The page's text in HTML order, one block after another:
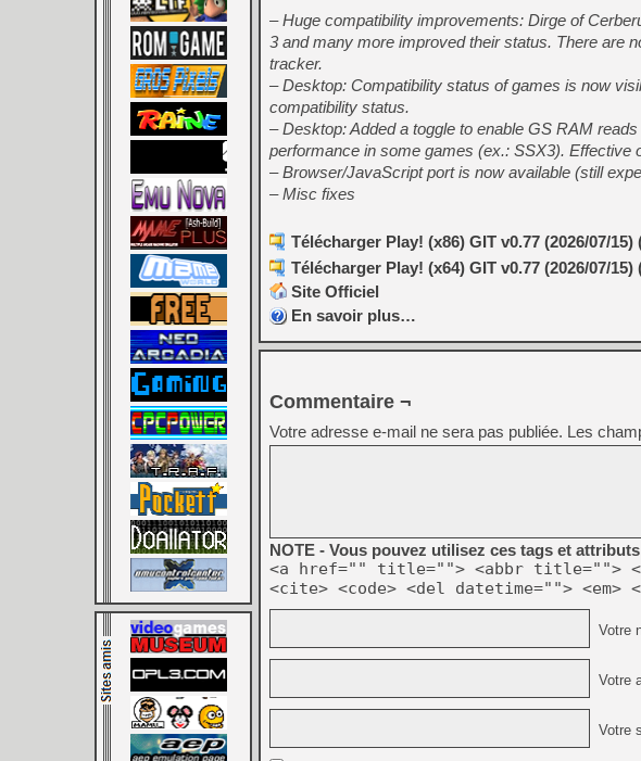
– Huge compatibility improvements: Dirge of
3 and many more improved their status. There are
tracker.
– Desktop: Compatibility status of games is now
compatibility status.
– Desktop: Added a toggle to enable GS RAM
performance in some games (ex.: SSX3). Effective
– Browser/JavaScript port is now available (still
– Misc fixes
Télécharger Play! (x86) GIT v0.77 (2026/07/15)
Télécharger Play! (x64) GIT v0.77 (2026/07/15)
Site Officiel
En savoir plus…
Commentaire ¬
Votre adresse e-mail ne sera pas publiée. Les
NOTE - Vous pouvez utilisez ces tags et
<a href="" title=""> <abbr title="">
<cite> <code> <del datetime="">
Votre
Votre
Votre